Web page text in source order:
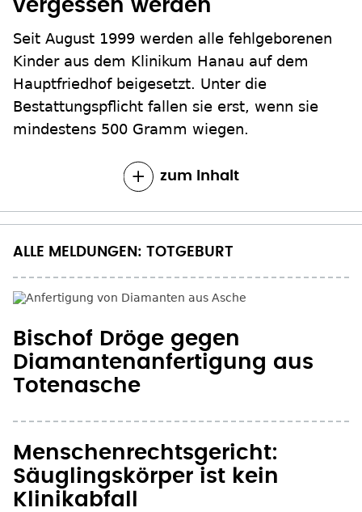
vergessen werden
Seit August 1999 werden alle fehlgeborenen
Kinder aus dem Klinikum Hanau auf dem
Hauptfriedhof beigesetzt. Unter die
Bestattungspflicht fallen sie erst, wenn sie
mindestens 500 Gramm wiegen.
zum Inhalt
ALLE MELDUNGEN: TOTGEBURT
Bischof Dröge gegen
Diamantenanfertigung aus
Totenasche
Menschenrechtsgericht:
Säuglingskörper ist kein
Klinikabfall